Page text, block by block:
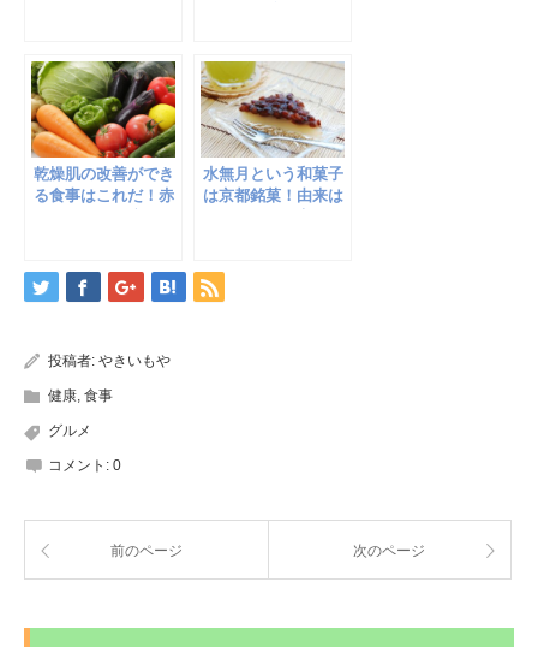
乾燥肌の改善ができ
る食事はこれだ！赤
水無月という和菓子
は京都銘菓！由来は
投稿者: やきいもや
健康, 食事
グルメ
コメント: 0
前のページ 次のページ